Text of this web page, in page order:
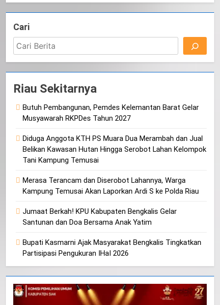
Cari
Riau Sekitarnya
Butuh Pembangunan, Pemdes Kelemantan Barat Gelar
Musyawarah RKPDes Tahun 2027
Diduga Anggota KTH PS Muara Dua Merambah dan Jual
Belikan Kawasan Hutan Hingga Serobot Lahan Kelompok
Tani Kampung Temusai
Merasa Terancam dan Diserobot Lahannya, Warga
Kampung Temusai Akan Laporkan Ardi S ke Polda Riau
Jumaat Berkah! KPU Kabupaten Bengkalis Gelar
Santunan dan Doa Bersama Anak Yatim
Bupati Kasmarni Ajak Masyarakat Bengkalis Tingkatkan
Partisipasi Pengukuran IHaI 2026